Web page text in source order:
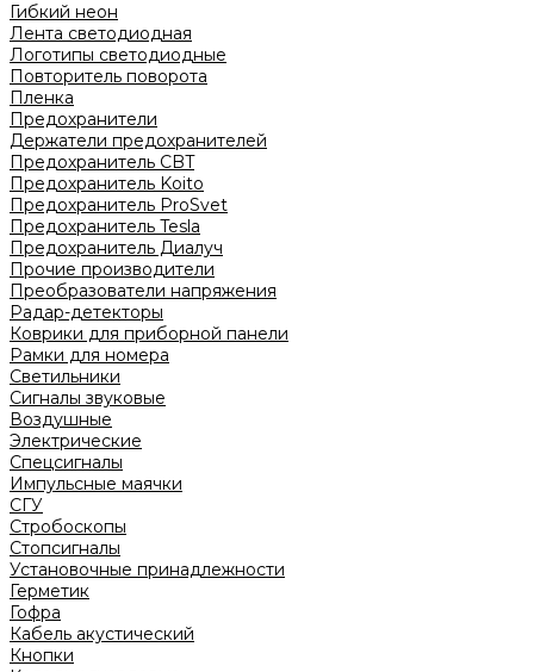
Гибкий неон
Лента светодиодная
Логотипы светодиодные
Повторитель поворота
Пленка
Предохранители
Держатели предохранителей
Предохранитель CBT
Предохранитель Koito
Предохранитель ProSvet
Предохранитель Tesla
Предохранитель Диалуч
Прочие производители
Преобразователи напряжения
Радар-детекторы
Коврики для приборной панели
Рамки для номера
Светильники
Сигналы звуковые
Воздушные
Электрические
Спецсигналы
Импульсные маячки
СГУ
Стробоскопы
Стопсигналы
Установочные принадлежности
Герметик
Гофра
Кабель акустический
Кнопки